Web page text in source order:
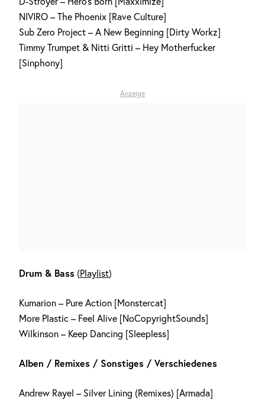
NIVIRO – The Phoenix [Rave Culture]
Sub Zero Project – A New Beginning [Dirty Workz]
Timmy Trumpet & Nitti Gritti – Hey Motherfucker
[Sinphony]
Anzeige
Drum & Bass (Playlist)
Kumarion – Pure Action [Monstercat]
More Plastic – Feel Alive [NoCopyrightSounds]
Wilkinson – Keep Dancing [Sleepless]
Alben / Remixes / Sonstiges / Verschiedenes
Andrew Rayel – Silver Lining (Remixes) [Armada]